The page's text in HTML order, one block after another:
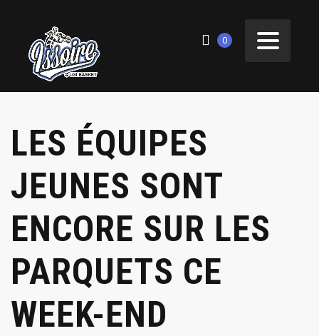
0
LES ÉQUIPES
JEUNES SONT
ENCORE SUR LES
PARQUETS CE
WEEK-END